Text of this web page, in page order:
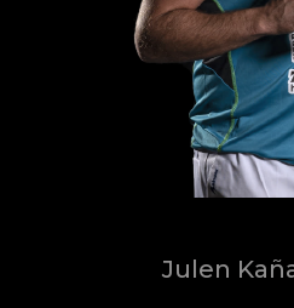
Julen